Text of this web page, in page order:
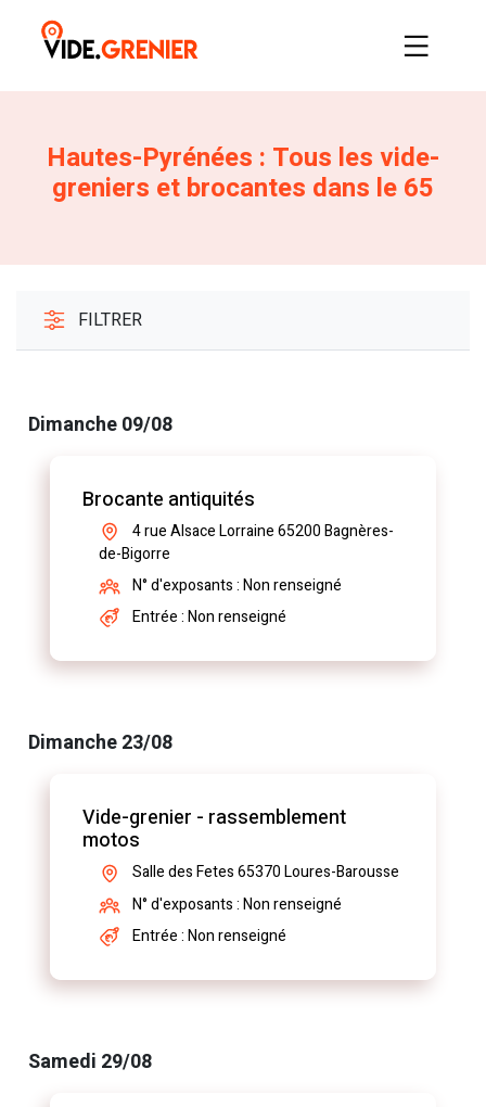
Hautes-Pyrénées : Tous les vide-
greniers et brocantes dans le 65
FILTRER
Dimanche 09/08
Brocante antiquités
4 rue Alsace Lorraine 65200 Bagnères-
de-Bigorre
N° d'exposants : Non renseigné
Entrée : Non renseigné
Dimanche 23/08
Vide-grenier - rassemblement
motos
Salle des Fetes 65370 Loures-Barousse
N° d'exposants : Non renseigné
Entrée : Non renseigné
Samedi 29/08